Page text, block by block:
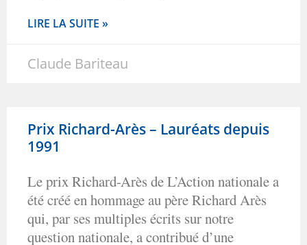
LIRE LA SUITE »
Claude Bariteau
Prix Richard-Arès – Lauréats depuis
1991
Le prix Richard-Arès de L’Action nationale a
été créé en hommage au père Richard Arès
qui, par ses multiples écrits sur notre
question nationale, a contribué d’une